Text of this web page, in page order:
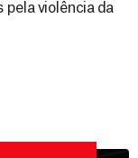
pela violência da